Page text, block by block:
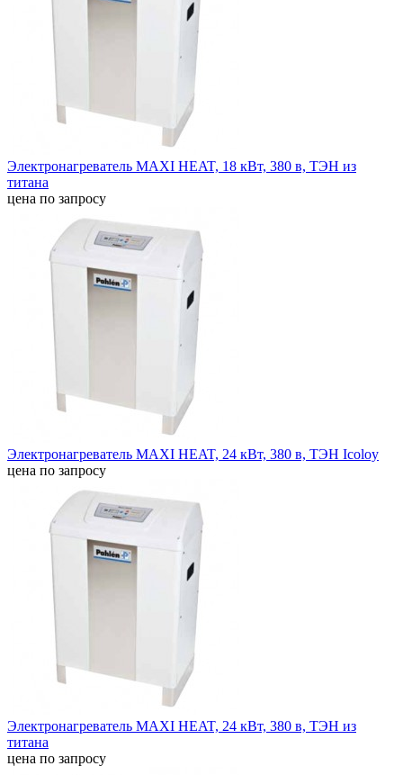
Электронагреватель MAXI HEAT, 18 кВт, 380 в, ТЭН из
титана
цена по запросу
Электронагреватель MAXI HEAT, 24 кВт, 380 в, ТЭН Icoloy
цена по запросу
Электронагреватель MAXI HEAT, 24 кВт, 380 в, ТЭН из
титана
цена по запросу